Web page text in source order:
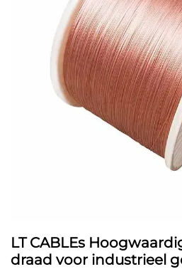
LT CABLEs
draad voor industrieel